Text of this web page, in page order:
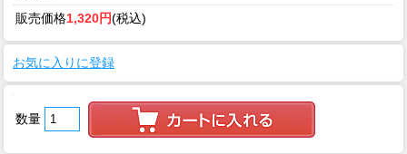
販売価格1,320円(税込)
お気に入りに登録
数量